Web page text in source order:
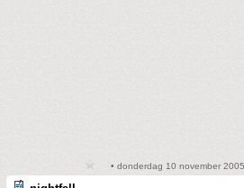
• donderdag 10 november